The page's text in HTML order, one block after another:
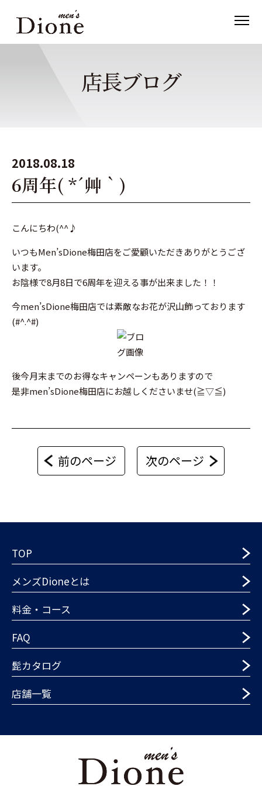
店長ブログ
2018.08.18
6周年( *´艸｀)
こんにちわ(^^♪
いつもMen’sDione梅田店をご愛顧いただきありがとうござ
います。
お陰様で8月8日で6周年を迎える事が出来ました！！
今men’sDione梅田店では素敵なお花が沢山飾っております
(#^.^#)
後今月末までのお得なキャンペーンもありますので
是非men’sDione梅田店にお越しくださいませ(≧▽≦)
前のページ 次のページ
TOP
メンズDioneとは
料金・コース
FAQ
髭カタログ
店舗一覧